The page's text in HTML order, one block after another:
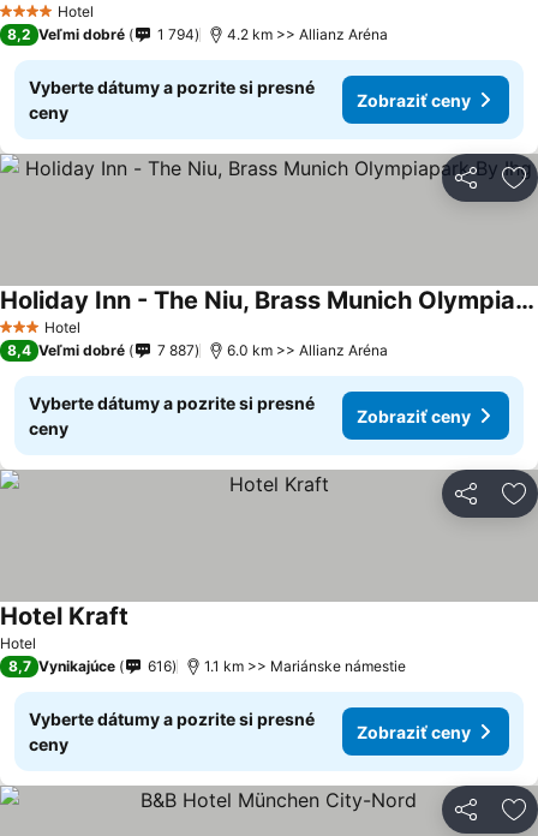
4 Počet hviezdičiek
Hotel
8,2 Veľmi dobré 1 794 4.2 km >> Allianz Aréna
Vyberte dátumy a pozrite si presné
ceny
Zobraziť ceny
Zdieľať
3 Počet hviezdičiek
Hotel
Holiday Inn - The Niu, Brass Munich Olympiapark By Ihg
8,4 Veľmi dobré 7 887 6.0 km >> Allianz Aréna
Vyberte dátumy a pozrite si presné
ceny
Zobraziť ceny
Zdieľať
Hotel
Hotel Kraft
8,7 Vynikajúce 616 1.1 km >> Mariánske námestie
Vyberte dátumy a pozrite si presné
ceny
Zobraziť ceny
Zdieľať